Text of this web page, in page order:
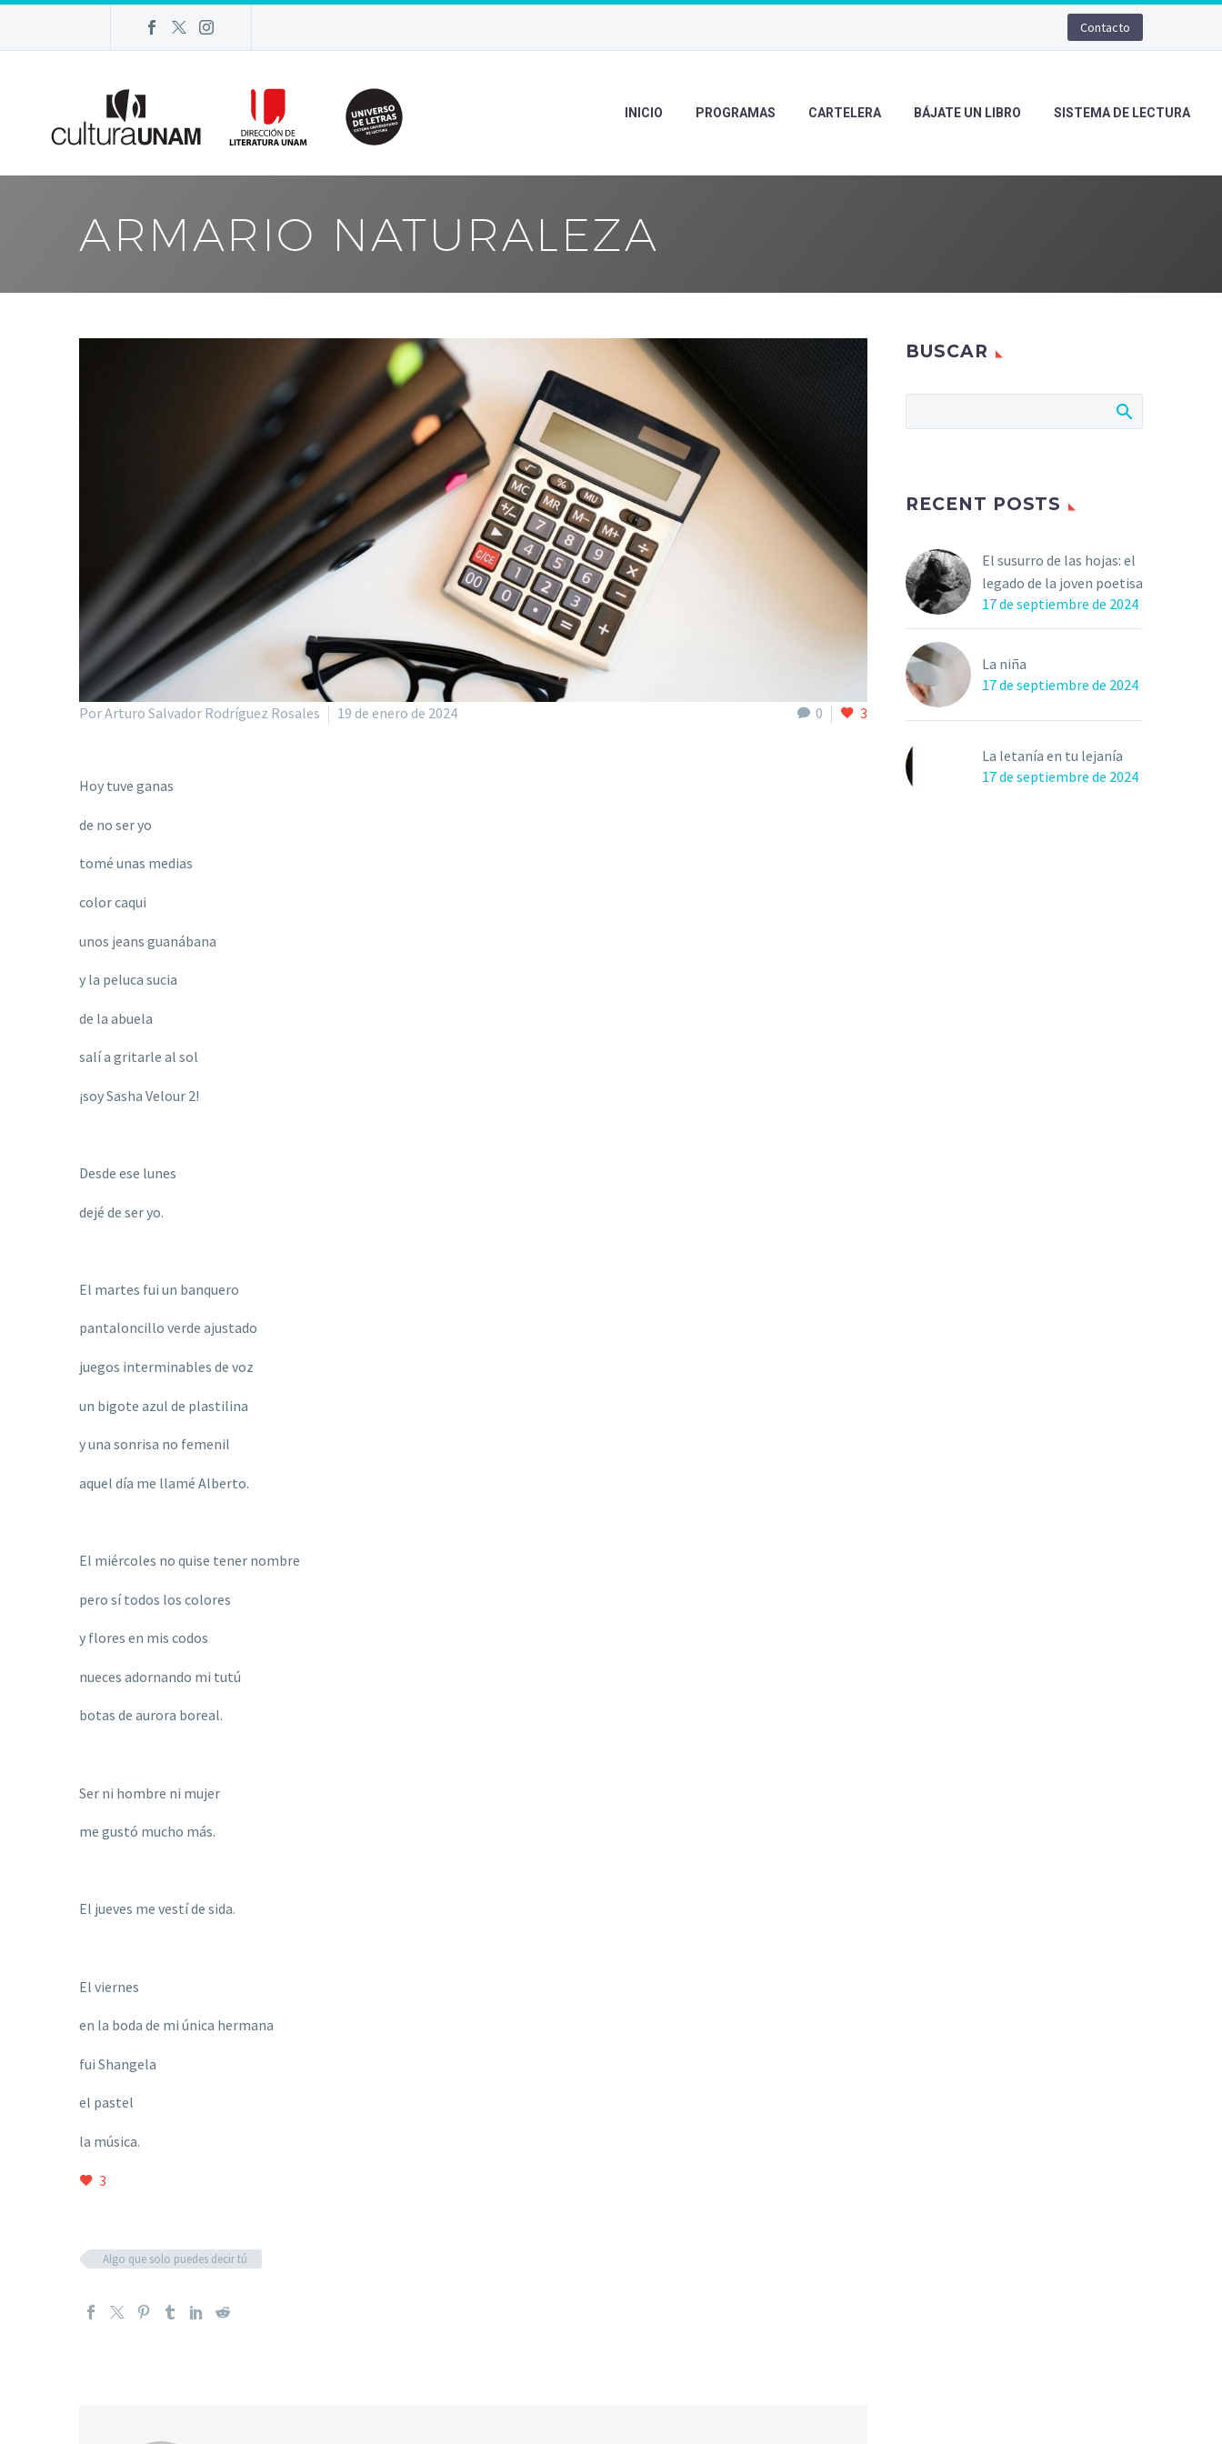
Contacto
INICIO PROGRAMAS CARTELERA BÁJATE UN LIBRO SISTEMA DE LECTURA
ARMARIO NATURALEZA
0 3
Por Arturo Salvador Rodríguez Rosales 19 de enero de 2024
Hoy tuve ganas
de no ser yo
tomé unas medias
color caqui
unos jeans guanábana
y la peluca sucia
de la abuela
salí a gritarle al sol
¡soy Sasha Velour 2!
Desde ese lunes
dejé de ser yo.
El martes fui un banquero
pantaloncillo verde ajustado
juegos interminables de voz
un bigote azul de plastilina
y una sonrisa no femenil
aquel día me llamé Alberto.
El miércoles no quise tener nombre
pero sí todos los colores
y flores en mis codos
nueces adornando mi tutú
botas de aurora boreal.
Ser ni hombre ni mujer
me gustó mucho más.
El jueves me vestí de sida.
El viernes
en la boda de mi única hermana
fui Shangela
el pastel
la música.
3
Algo que solo puedes decir tú
BUSCAR
RECENT POSTS
El susurro de las hojas: el
legado de la joven poetisa
17 de septiembre de 2024
La niña
17 de septiembre de 2024
La letanía en tu lejanía
17 de septiembre de 2024